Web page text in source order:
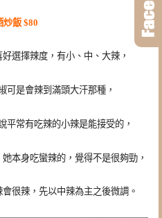
炒飯 $80
選擇辣度，有小、中、大辣，
可是會辣到滿頭大汗那種，
平常有吃辣的小辣是能接受的，
本身吃蠻辣的，覺得不是很夠勁，
很辣，先以中辣為主之後微調。